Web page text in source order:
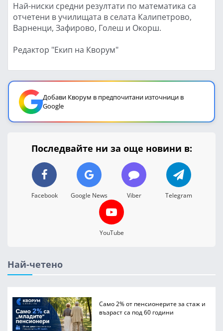
Най-ниски средни резултати по математика са
отчетени в училищата в селата Калипетрово,
Варненци, Зафирово, Голеш и Окорш.
Редактор "Екип на Кворум"
Добави Кворум в предпочитани източници в
Google
Последвайте ни за още новини в:
Facebook Google News Viber Telegram
YouTube
Най-четено
Само 2% от пенсионерите за стаж и
възраст са под 60 години